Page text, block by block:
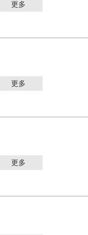
更多
更多
更多